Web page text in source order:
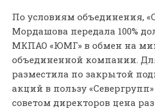
По условиям объединения,
Мордашова передала 100%
МКПАО «ЮМГ» в обмен на
объединенной компании.
разместила по закрытой
акций в пользу
советом директоров цена